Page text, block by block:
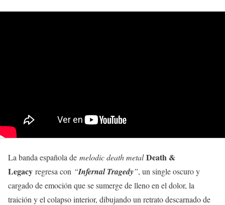
La banda española de melodic death metal Death &
Legacy regresa con “Infernal Tragedy”, un single oscuro y
cargado de emoción que se sumerge de lleno en el dolor, la
traición y el colapso interior, dibujando un retrato descarnado de